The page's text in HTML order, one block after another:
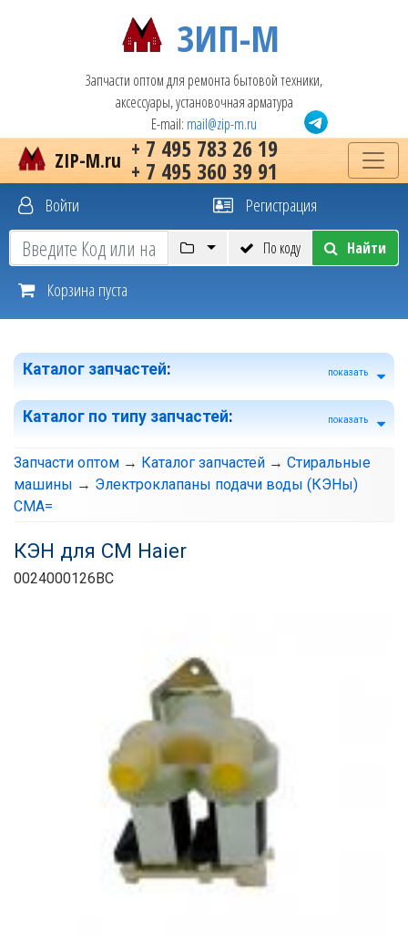
ЗИП-М
Запчасти оптом для ремонта бытовой техники,
аксессуары, установочная арматура
E-mail: mail@zip-m.ru
+ 7 495 783 26 19
+ 7 495 360 39 91
ZIP-M.ru
Войти Регистрация
По коду Найти
Корзина пуста
Каталог запчастей: показать
Каталог по типу запчастей: показать
Запчасти оптом → Каталог запчастей → Стиральные
машины → Электроклапаны подачи воды (КЭНы)
СМА=
КЭН для СМ Haier
0024000126BC